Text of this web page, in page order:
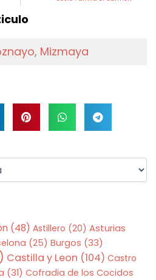
, Mizmaya
(48) Astillero (20) Asturias
(25) Burgos (33)
Castilla y Leon (104) Castro
(31) Cofradia de los Cocidos